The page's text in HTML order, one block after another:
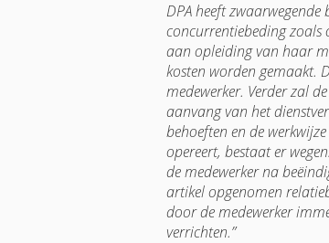
DPA heeft
concurrentiebeding zoals
aan opleiding van haar
kosten worden gemaakt.
medewerker. Verder zal
aanvang van het
behoeften en de
opereert, bestaat er
de medewerker na
artikel opgenomen
door de medewerker
verrichten.”